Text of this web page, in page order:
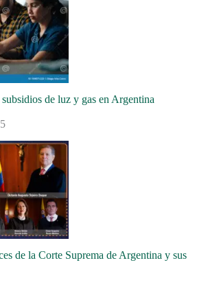
de luz y gas en Argentina
de la Corte Suprema de Argentina y sus